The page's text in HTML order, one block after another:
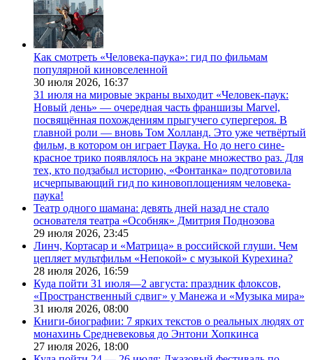
Как смотреть «Человека-паука»: гид по фильмам
популярной киновселенной
30 июля 2026, 16:37
31 июля на мировые экраны выходит «Человек-паук:
Новый день» — очередная часть франшизы Marvel,
посвящённая похождениям прыгучего супергероя. В
главной роли — вновь Том Холланд. Это уже четвёртый
фильм, в котором он играет Паука. Но до него сине-
красное трико появлялось на экране множество раз. Для
тех, кто подзабыл историю, «Фонтанка» подготовила
исчерпывающий гид по киновоплощениям человека-
паука!
Театр одного шамана: девять дней назад не стало
основателя театра «Особняк» Дмитрия Поднозова
29 июля 2026, 23:45
Линч, Кортасар и «Матрица» в российской глуши. Чем
цепляет мультфильм «Непокой» с музыкой Курехина?
28 июля 2026, 16:59
Куда пойти 31 июля—2 августа: праздник флоксов,
«Пространственный сдвиг» у Манежа и «Музыка мира»
31 июля 2026, 08:00
Книги-биографии: 7 ярких текстов о реальных людях от
монахинь Средневековья до Энтони Хопкинса
27 июля 2026, 18:00